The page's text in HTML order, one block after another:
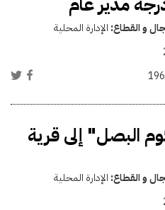
و القطاع: الإدارة المحلية
البصل" إلى قرية
و القطاع: الإدارة المحلية